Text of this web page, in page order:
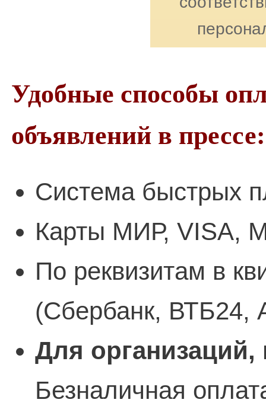
Удобные способы
объявлений в прессе:
Система быстрых
Карты МИР, VISA,
По реквизитам в
(Сбербанк, ВТБ24,
Для
Безналичная